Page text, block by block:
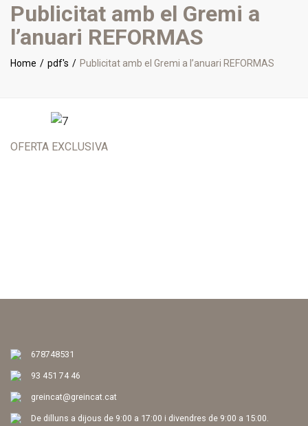
Publicitat amb el Gremi a
l’anuari REFORMAS
Home pdf's Publicitat amb el Gremi a l’anuari REFORMAS
OFERTA EXCLUSIVA
678748531
93 451 74 46
greincat@greincat.cat
De dilluns a dijous de 9:00 a 17:00 i divendres de 9:00 a 15:00.